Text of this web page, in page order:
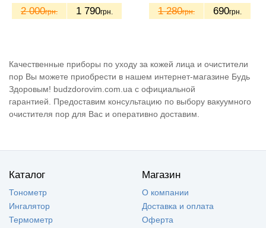
2 000грн. 1 790грн. 1 280грн. 690грн.
Качественные приборы по уходу за кожей лица и очистители
пор Вы можете приобрести в нашем интернет-магазине Будь
Здоровым! budzdorovim.com.ua с официальной
гарантией. Предоставим консультацию по выбору вакуумного
очистителя пор для Вас и оперативно доставим.
Каталог
Тонометр
Ингалятор
Термометр
Магазин
О компании
Доставка и оплата
Оферта